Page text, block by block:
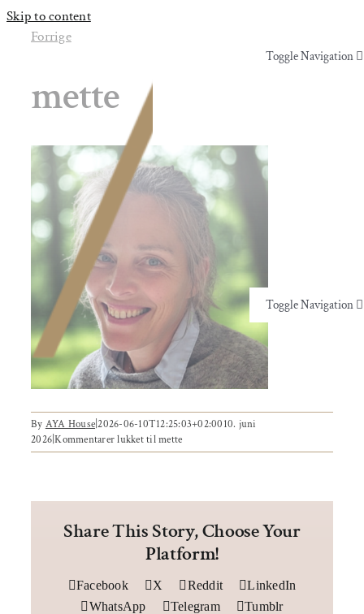
Skip to content
Toggle Navigation
Yoga & Bevægelse
Behandling
Events
Om AYA House
Toggle Navigation
Yoga & Bevægelse
Behandling
Events
Uddannelser & kurser
Lokaler
Om AYA House
Forrige
mette
By AYA House|2026-06-10T12:25:03+02:0010. juni
2026|Kommentarer lukkettil mette
Share This Story, Choose Your
Platform!
Facebook X Reddit
LinkedIn
WhatsApp
Telegram
Tumblr